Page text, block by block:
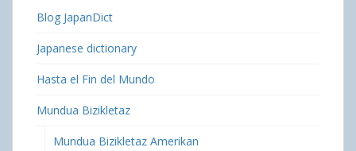
Blog JapanDict
Japanese dictionary
Hasta el Fin del Mundo
Mundua Bizikletaz
Mundua Bizikletaz Amerikan